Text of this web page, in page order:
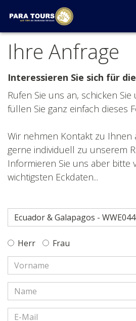
Startseite
Weiter zur Hauptnavigation
Weiter zum Inhalt
Weiter zur Kontaktseite
Ihre Anfrage
Interessieren Sie sich für
Rufen Sie uns an, schicken Sie
füllen Sie ganz einfach dieses
Wir nehmen Kontakt zu Ihnen
gerne individuell zu unserem
Informieren Sie uns aber bitte
wichtigsten Eckdaten...
Herr Frau